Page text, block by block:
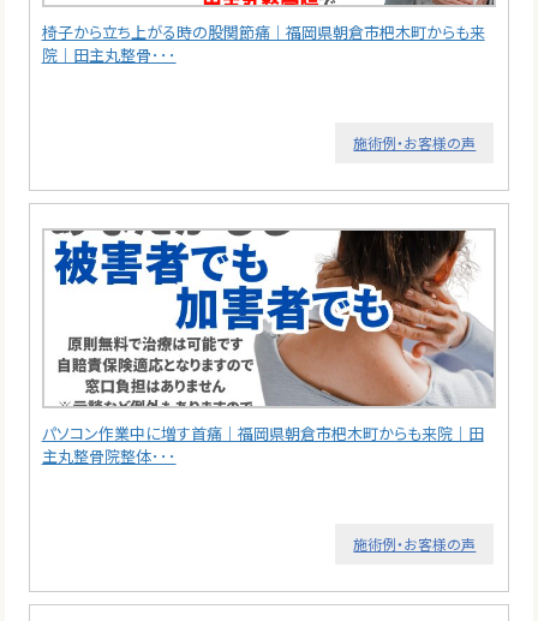
椅子から立ち上がる時の股関節痛｜福岡県朝倉市杷木町からも来
院｜田主丸整骨･･･
施術例・お客様の声
パソコン作業中に増す首痛｜福岡県朝倉市杷木町からも来院｜田
主丸整骨院整体･･･
施術例・お客様の声